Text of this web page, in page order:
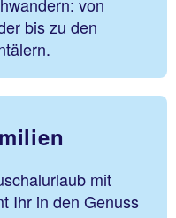
bis zu den
mit
Ihr in den Genuss